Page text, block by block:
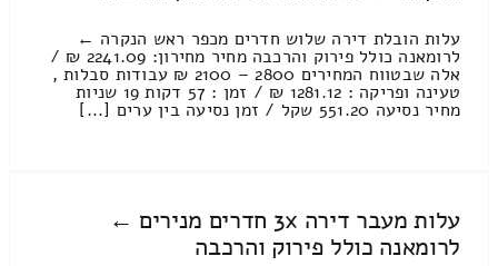
עלות הובלת דירה שלוש חדרים מכפר ראש הנקרה ←
לרומאנה כולל פירוק והרכבה מחיר מחירון: 2241.09 ₪ /
אלה שבטווח המחירים 2800 – 2100 ₪ עבודות סבלות ,
טעינה ופריקה : 1281.12 ₪ / זמן : 57 דקות 19 שניות
מחיר נסיעה 551.20 שקל / זמן נסיעה בין ערים [...]
עלות מעבר דירה 3x חדרים מנירים ←
לרומאנה כולל פירוק והרכבה